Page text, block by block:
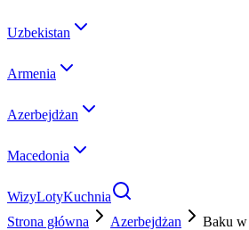
Uzbekistan
Armenia
Azerbejdżan
Macedonia
WizyLotyKuchnia
Strona główna
Azerbejdżan
Baku w